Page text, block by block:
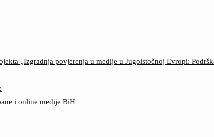
„Izgradnja povjerenja u medije u Jugoistočnoj Evropi:
i online medije BiH